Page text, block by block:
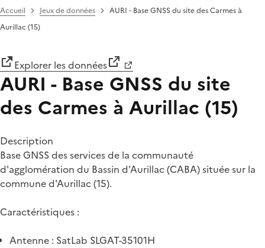
Accueil Jeux de données
AURI - Base GNSS du site des Carmes à
Aurillac (15)
Explorer les données
AURI - Base GNSS du site
des Carmes à Aurillac (15)
Description
Base GNSS des services de la communauté
d'agglomération du Bassin d'Aurillac (CABA) située sur la
commune d'Aurillac (15).
Caractéristiques :
Antenne : SatLab SLGAT-35101H